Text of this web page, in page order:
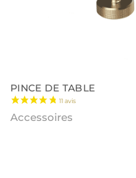
PINCE DE TABLE
Accessoires